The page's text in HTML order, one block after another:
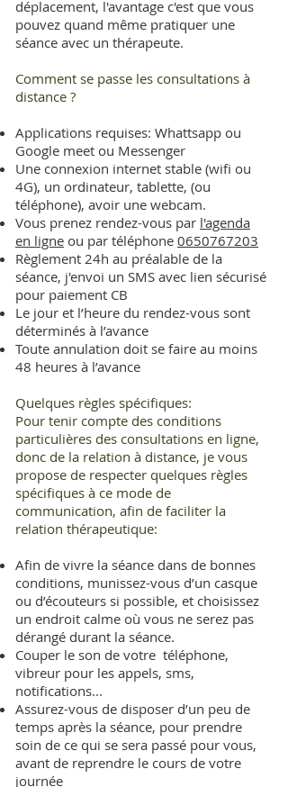
déplacement, l'avantage c'est que vous
pouvez quand même pratiquer une
séance avec un thérapeute.
Comment se passe les consultations à
distance ?
Applications requises: Whattsapp ou
Google meet ou Messenger
Une connexion internet stable (wifi ou
4G), un ordinateur, tablette, (ou
téléphone), avoir une webcam.
Vous prenez rendez-vous par l'agenda
en ligne ou par téléphone 0650767203
Règlement 24h au préalable de la
séance, j'envoi un SMS avec lien sécurisé
pour paiement CB
Le jour et l’heure du rendez-vous sont
déterminés à l’avance
Toute annulation doit se faire au moins
48 heures à l’avance
Quelques règles spécifiques:
Pour tenir compte des conditions
particulières des consultations en ligne,
donc de la relation à distance, je vous
propose de respecter quelques règles
spécifiques à ce mode de
communication, afin de faciliter la
relation thérapeutique:
Afin de vivre la séance dans de bonnes
conditions, munissez-vous d’un casque
ou d’écouteurs si possible, et choisissez
un endroit calme où vous ne serez pas
dérangé durant la séance.
Couper le son de votre téléphone,
vibreur pour les appels, sms,
notifications...
Assurez-vous de disposer d’un peu de
temps après la séance, pour prendre
soin de ce qui se sera passé pour vous,
avant de reprendre le cours de votre
journée